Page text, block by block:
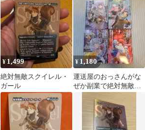
¥ 1,499
絶対無敵スクイレル・
ガール
¥ 1,180
運送屋のおっさんがな
ぜか副業で絶対無敵剣